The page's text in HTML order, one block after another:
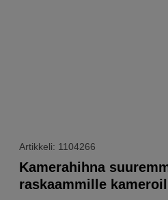
Artikkeli: 1104266
Kamerahihna
raskaammille